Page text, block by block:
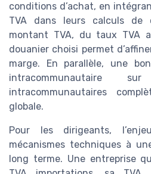
conditions d’achat, en
TVA dans leurs calculs de
montant TVA, du taux TVA
douanier choisi permet
marge. En parallèle, une
intracommunautaire
intracommunautaires
globale.
Pour les dirigeants,
mécanismes techniques à
long terme. Une entreprise